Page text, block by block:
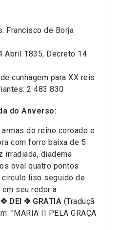
Francisco de Borja
Abril 1835, Decreto 14
cunhagem para XX reis
2 483 830
do Anverso:
do reino coroado e
com forro baixa de 5
irradiada, diadema
oval quatro pontos
circulo liso seguido de
seu redor a
DEI ✥ GRATIA (Traduçã
"MARIA II PELA GRAÇA